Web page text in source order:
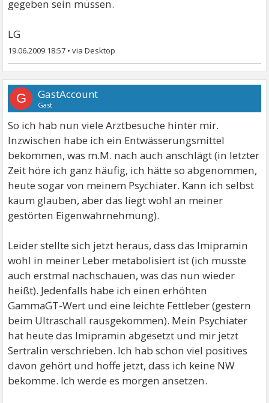
gegeben sein müssen.
LG
19.06.2009 18:57 •
G GastAccount
Gast
So ich hab nun viele Arztbesuche hinter mir.
Inzwischen habe ich ein Entwässerungsmittel
bekommen, was m.M. nach auch anschlägt (in letzter
Zeit höre ich ganz häufig, ich hätte so abgenommen,
heute sogar von meinem Psychiater. Kann ich selbst
kaum glauben, aber das liegt wohl an meiner
gestörten Eigenwahrnehmung).
Leider stellte sich jetzt heraus, dass das Imipramin
wohl in meiner Leber metabolisiert ist (ich musste
auch erstmal nachschauen, was das nun wieder
heißt). Jedenfalls habe ich einen erhöhten
GammaGT-Wert und eine leichte Fettleber (gestern
beim Ultraschall rausgekommen). Mein Psychiater
hat heute das Imipramin abgesetzt und mir jetzt
Sertralin verschrieben. Ich hab schon viel positives
davon gehört und hoffe jetzt, dass ich keine NW
bekomme. Ich werde es morgen ansetzen.